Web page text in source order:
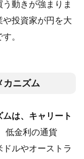
動きが強まりま
投資家が円を大
。
カニズム
は、キャリート
低金利の通貨
ドルやオーストラ